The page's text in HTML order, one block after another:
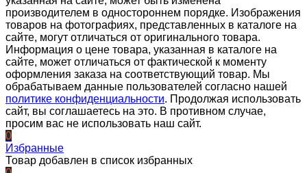
производителем в одностороннем порядке. Изображения
товаров на фотографиях, представленных в каталоге на
сайте, могут отличаться от оригинального товара.
Информация о цене товара, указанная в каталоге на
сайте, может отличаться от фактической к моменту
оформления заказа на соответствующий товар. Мы
обрабатываем данные пользователей согласно нашей
политике конфиденциальности. Продолжая использовать
сайт, вы соглашаетесь на это. В противном случае,
просим вас не использовать наш сайт.
0
Избранные
Товар добавлен в список избранных